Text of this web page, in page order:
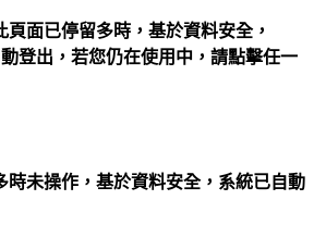
頁面已停留多時，基於資料安全，
登出，若您仍在使用中，請點擊任一
時未操作，基於資料安全，系統已自動